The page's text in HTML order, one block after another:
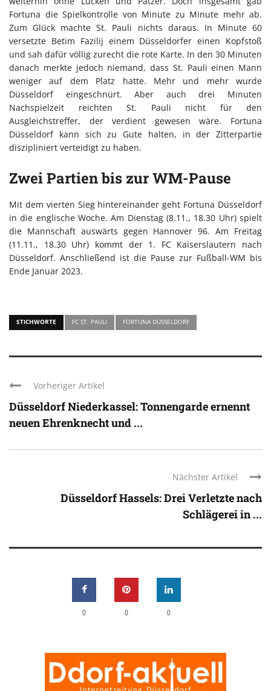
Fortuna die Spielkontrolle von Minute zu Minute mehr ab.
Zum Glück machte St. Pauli nichts daraus. In Minute 60
versetzte Betim Fazilij einem Düsseldorfer einen Kopfstoß
und sah dafür völlig zurecht die rote Karte. In den 30 Minuten
danach merkte jedoch niemand, dass St. Pauli einen Mann
weniger auf dem Platz hatte. Mehr und mehr wurde
Düsseldorf eingeschnürt. Aber auch drei Minuten
Nachspielzeit reichten St. Pauli nicht für den
Ausgleichstreffer, der verdient gewesen wäre. Fortuna
Düsseldorf kann sich zu Gute halten, in der Zitterpartie
diszipliniert verteidigt zu haben.
Zwei Partien bis zur WM-Pause
Mit dem vierten Sieg hintereinander geht Fortuna Düsseldorf
in die englische Woche. Am Dienstag (8.11., 18.30 Uhr) spielt
die Mannschaft auswärts gegen Hannover 96. Am Freitag
(11.11., 18.30 Uhr) kommt der 1. FC Kaiserslautern nach
Düsseldorf. Anschließend ist die Pause zur Fußball-WM bis
Ende Januar 2023.
STICHWORTE FC ST. PAULI FORTUNA DÜSSELDORF
Vorheriger Artikel
Düsseldorf Niederkassel: Tonnengarde ernennt
neuen Ehrenknecht und ...
Nächster Artikel
Düsseldorf Hassels: Drei Verletzte nach
Schlägerei in ...
0 0 0